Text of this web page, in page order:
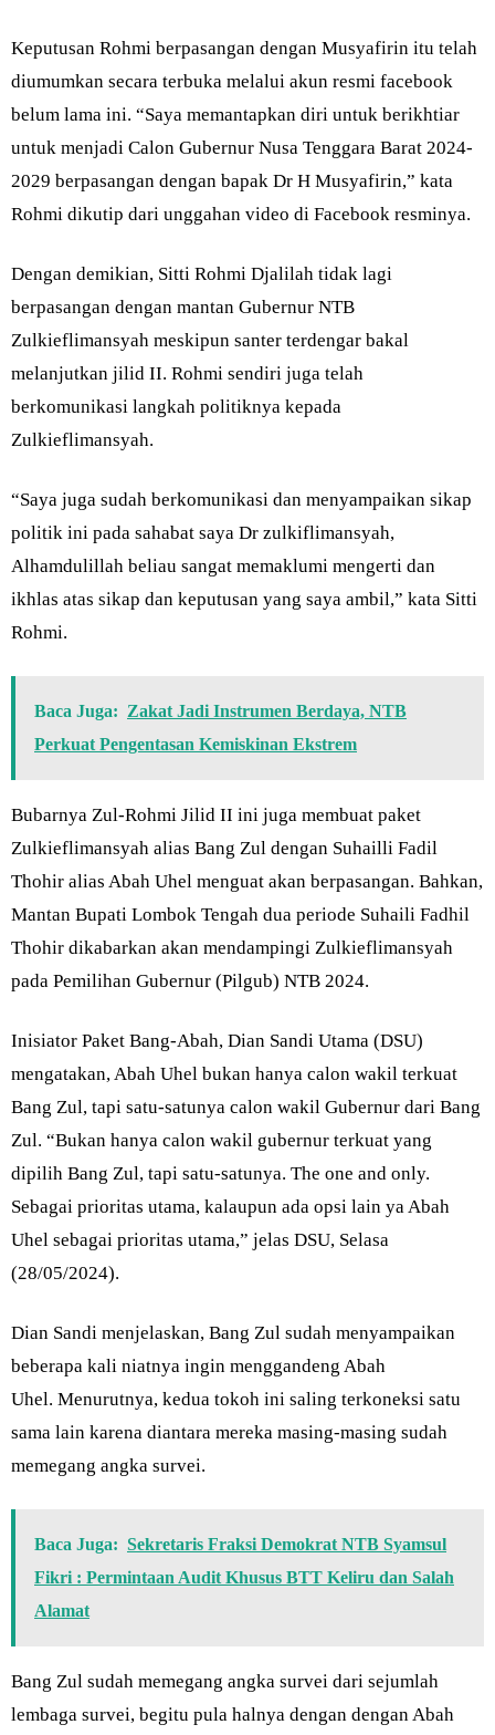
Keputusan Rohmi berpasangan dengan Musyafirin itu telah
diumumkan secara terbuka melalui akun resmi facebook
belum lama ini. “Saya memantapkan diri untuk berikhtiar
untuk menjadi Calon Gubernur Nusa Tenggara Barat 2024-
2029 berpasangan dengan bapak Dr H Musyafirin,” kata
Rohmi dikutip dari unggahan video di Facebook resminya.
Dengan demikian, Sitti Rohmi Djalilah tidak lagi
berpasangan dengan mantan Gubernur NTB
Zulkieflimansyah meskipun santer terdengar bakal
melanjutkan jilid II. Rohmi sendiri juga telah
berkomunikasi langkah politiknya kepada
Zulkieflimansyah.
“Saya juga sudah berkomunikasi dan menyampaikan sikap
politik ini pada sahabat saya Dr zulkiflimansyah,
Alhamdulillah beliau sangat memaklumi mengerti dan
ikhlas atas sikap dan keputusan yang saya ambil,” kata Sitti
Rohmi.
Baca Juga: Zakat Jadi Instrumen Berdaya, NTB
Perkuat Pengentasan Kemiskinan Ekstrem
Bubarnya Zul-Rohmi Jilid II ini juga membuat paket
Zulkieflimansyah alias Bang Zul dengan Suhailli Fadil
Thohir alias Abah Uhel menguat akan berpasangan. Bahkan,
Mantan Bupati Lombok Tengah dua periode Suhaili Fadhil
Thohir dikabarkan akan mendampingi Zulkieflimansyah
pada Pemilihan Gubernur (Pilgub) NTB 2024.
Inisiator Paket Bang-Abah, Dian Sandi Utama (DSU)
mengatakan, Abah Uhel bukan hanya calon wakil terkuat
Bang Zul, tapi satu-satunya calon wakil Gubernur dari Bang
Zul. “Bukan hanya calon wakil gubernur terkuat yang
dipilih Bang Zul, tapi satu-satunya. The one and only.
Sebagai prioritas utama, kalaupun ada opsi lain ya Abah
Uhel sebagai prioritas utama,” jelas DSU, Selasa
(28/05/2024).
Dian Sandi menjelaskan, Bang Zul sudah menyampaikan
beberapa kali niatnya ingin menggandeng Abah
Uhel. Menurutnya, kedua tokoh ini saling terkoneksi satu
sama lain karena diantara mereka masing-masing sudah
memegang angka survei.
Baca Juga: Sekretaris Fraksi Demokrat NTB Syamsul
Fikri : Permintaan Audit Khusus BTT Keliru dan Salah
Alamat
Bang Zul sudah memegang angka survei dari sejumlah
lembaga survei, begitu pula halnya dengan dengan Abah